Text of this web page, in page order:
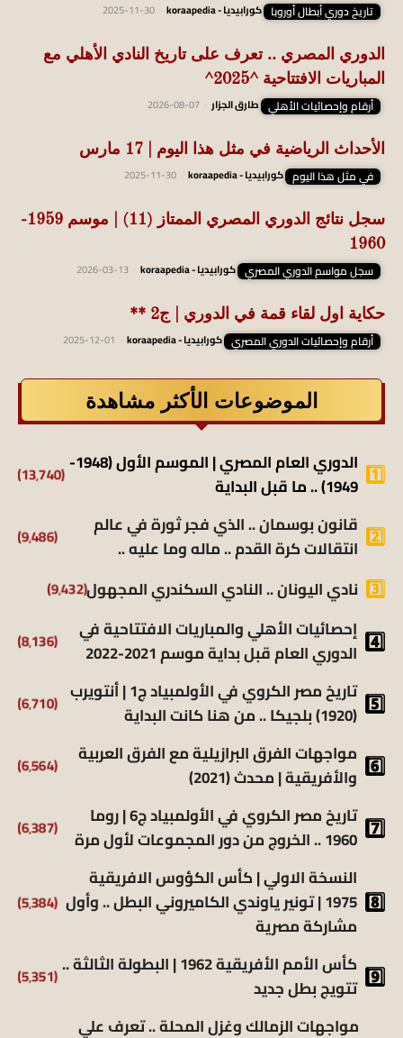
تاريخ دوري أبطال أوروبا كورابيديا - koraapedia 2025-11-30
الدوري المصري .. تعرف على تاريخ النادي الأهلي مع
المباريات الافتتاحية ^2025^
أرقام وإحصائيات الأهلي طارق الجزار 2026-08-07
الأحداث الرياضية في مثل هذا اليوم | 17 مارس
في مثل هذا اليوم كورابيديا - koraapedia 2025-11-30
سجل نتائج الدوري المصري الممتاز (11) | موسم 1959-
1960
سجل مواسم الدوري المصري كورابيديا - koraapedia 2026-03-13
حكاية اول لقاء قمة في الدوري | ج2 **
أرقام وإحصائيات الدوري المصري كورابيديا - koraapedia 2025-12-01
الموضوعات الأكثر مشاهدة
الدوري العام المصري | الموسم الأول (1948-
1949) .. ما قبل البداية
(13٬740)
قانون بوسمان .. الذي فجر ثورة في عالم
انتقالات كرة القدم .. ماله وما عليه ..
(9٬486)
نادي اليونان .. النادي السكندري المجهول(9٬432)
إحصائيات الأهلي والمباريات الافتتاحية في
الدوري العام قبل بداية موسم 2021-2022
(8٬136)
تاريخ مصر الكروي في الأولمبياد ج1 | أنتويرب
(1920) بلجيكا .. من هنا كانت البداية
(6٬710)
مواجهات الفرق البرازيلية مع الفرق العربية
والأفريقية | محدث (2021)
(6٬564)
تاريخ مصر الكروي في الأولمبياد ج6 | روما
1960 .. الخروج من دور المجموعات لأول مرة
(6٬387)
النسخة الاولي | كأس الكؤوس الافريقية
1975 | تونير ياوندي الكاميروني البطل .. وأول
مشاركة مصرية
(5٬384)
كأس الأمم الأفريقية 1962 | البطولة الثالثة ..
تتويج بطل جديد
(5٬351)
مواجهات الزمالك وغزل المحلة .. تعرف علي